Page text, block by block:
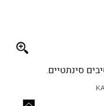
Full
סינתטיים.